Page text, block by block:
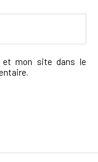
et mon site dans le